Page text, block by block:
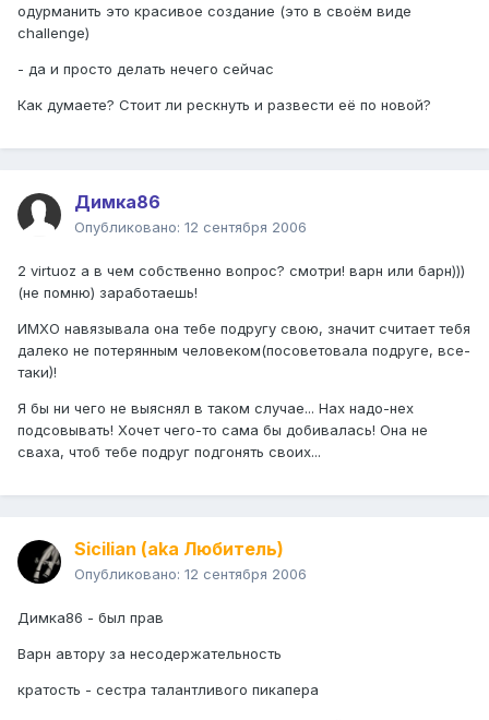
одурманить это красивое создание (это в своём виде
challenge)
- да и просто делать нечего сейчас
Как думаете? Стоит ли рескнуть и развести её по новой?
Димка86
Опубликовано: 12 сентября 2006
2 virtuoz а в чем собственно вопрос? смотри! варн или барн)))
(не помню) заработаешь!
ИМХО навязывала она тебе подругу свою, значит считает тебя
далеко не потерянным человеком(посоветовала подруге, все-
таки)!
Я бы ни чего не выяснял в таком случае... Нах надо-нех
подсовывать! Хочет чего-то сама бы добивалась! Она не
сваха, чтоб тебе подруг подгонять своих...
Sicilian (aka Любитель)
Опубликовано: 12 сентября 2006
Димка86 - был прав
Варн автору за несодержательность
кратость - сестра талантливого пикапера